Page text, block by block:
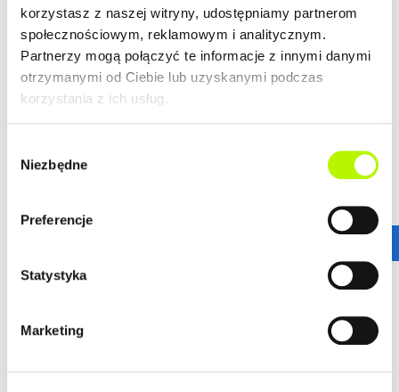
korzystasz z naszej witryny, udostępniamy partnerom
społecznościowym, reklamowym i analitycznym.
Partnerzy mogą połączyć te informacje z innymi danymi
otrzymanymi od Ciebie lub uzyskanymi podczas
korzystania z ich usług.
zgody
Niezbędne
Preferencje
Statystyka
Marketing
Bella Dolina to nasze drugie, realizowane kompleksowo,
a zarazem całkowicie od podstaw osiedle w Rzeszowie.
Wyznacza ono nowe standardy w kreowaniu przestrzeni
miejskich osiedli, tak aby młodym, nowoczesnym
komunikacyjną.
Stąd wszędzie jest blisko!
DOWIEDZ SIĘ WIĘCEJ O LOKALIZACJI
urokliwe budynki
GALERIA